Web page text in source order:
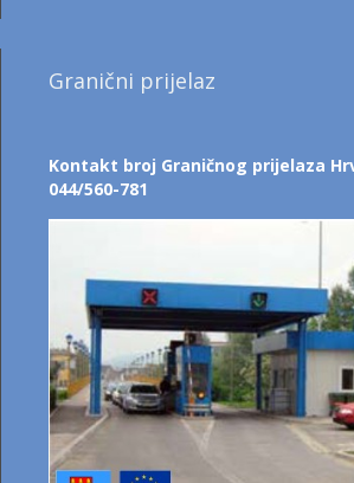
Granični prijelaz
Kontakt broj Graničnog prijelaza
044/560-781